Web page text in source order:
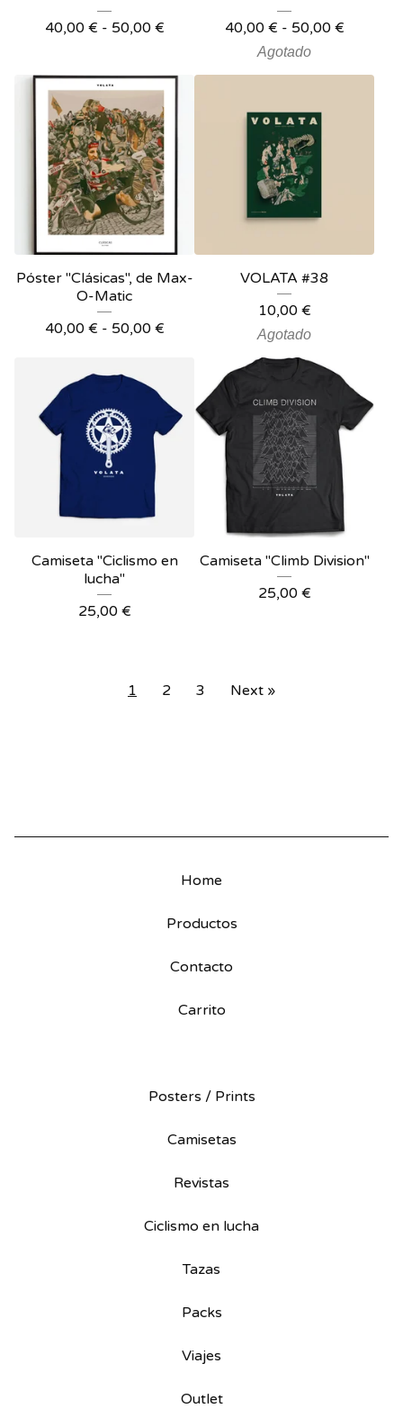
40,00 € - 50,00 €
40,00 € - 50,00 €
Agotado
Póster "Clásicas", de Max-
O-Matic
40,00 € - 50,00 €
VOLATA #38
10,00 €
Agotado
Camiseta "Ciclismo en
lucha"
25,00 €
Camiseta "Climb Division"
25,00 €
1 2 3 Next »
Home
Productos
Contacto
Carrito
Posters / Prints
Camisetas
Revistas
Ciclismo en lucha
Tazas
Packs
Viajes
Outlet